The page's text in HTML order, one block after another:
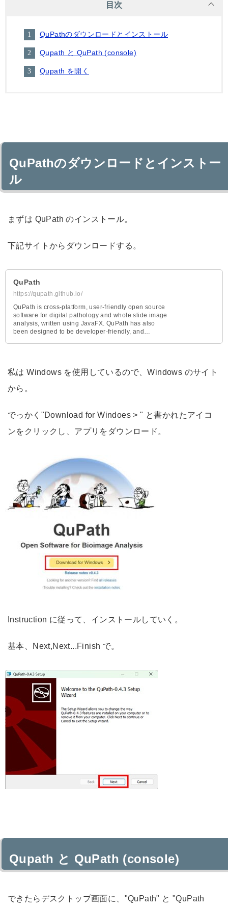
目次
QuPathのダウンロードとインストール
Qupath と QuPath (console)
Qupath を開く
QuPathのダウンロードとインストー
ル
まずは QuPath のインストール。
下記サイトからダウンロードする。
QuPath
https://qupath.github.io/
QuPath is cross-platform, user-friendly open source
software for digital pathology and whole slide image
analysis, written using JavaFX. QuPath has also
been designed to be developer-friendly, and
私は Windows を使用しているので、Windows のサイト
から。
でっかく"Download for Windoes > " と書かれたアイコ
ンをクリックし、アプリをダウンロード。
Instruction に従って、インストールしていく。
基本、Next,Next...Finish で。
Qupath と QuPath (console)
できたらデスクトップ画面に、"QuPath" と "QuPath